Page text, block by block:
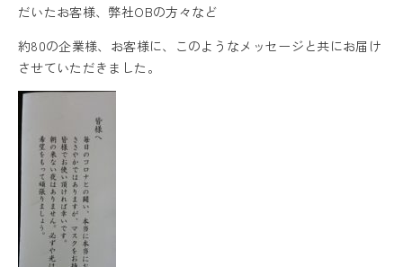
だいたお客様、弊社OBの方々など
約80の企業様、お客様に、このようなメッセージと共にお届け
させていただきました。